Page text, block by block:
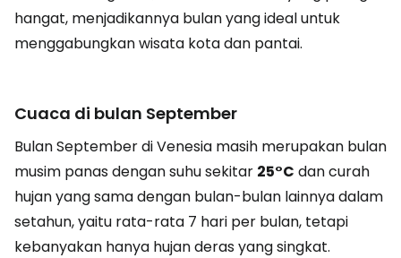
hangat, menjadikannya bulan yang ideal untuk
menggabungkan wisata kota dan pantai.
Cuaca di bulan September
Bulan September di Venesia masih merupakan bulan
musim panas dengan suhu sekitar 25°C dan curah
hujan yang sama dengan bulan-bulan lainnya dalam
setahun, yaitu rata-rata 7 hari per bulan, tetapi
kebanyakan hanya hujan deras yang singkat.